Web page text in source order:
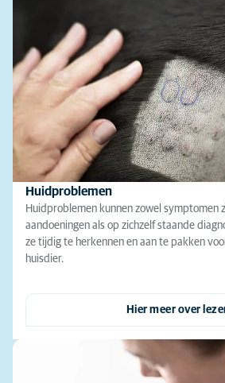
Huidproblemen
Huidproblemen kunnen zowel symptomen
aandoeningen als op zichzelf staande
ze tijdig te herkennen en aan te pakken
huisdier.
Hier meer over